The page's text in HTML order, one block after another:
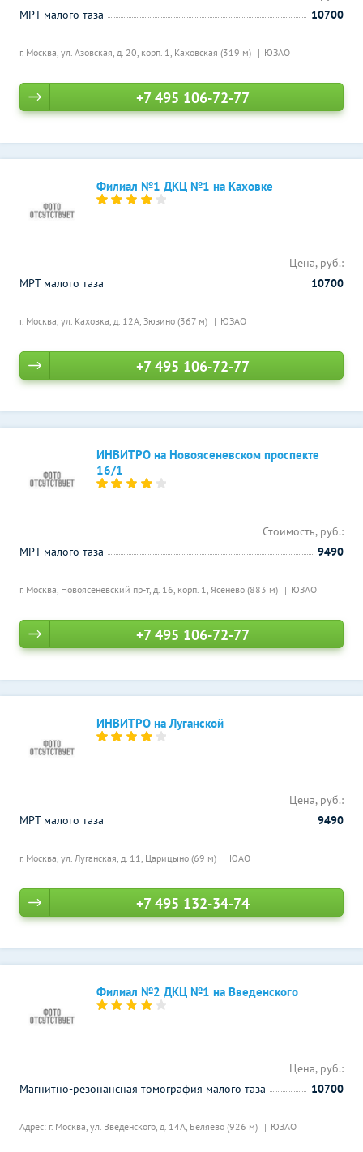
г. Москва, ул. Азовская, д. 20, корп. 1, Каховская (319 м) ЮЗАО
МРТ малого таза
10700
+7 495 106-72-77
Филиал №1 ДКЦ №1 на Каховке
г. Москва, ул. Каховка, д. 12А, Зюзино (367 м) ЮЗАО
Цена, руб.:
МРТ малого таза
10700
+7 495 106-72-77
ИНВИТРО на Новоясеневском проспекте
16/1
г. Москва, Новоясеневский пр-т, д. 16, корп. 1, Ясенево (883 м) ЮЗАО
Стоимость, руб.:
МРТ малого таза
9490
+7 495 106-72-77
ИНВИТРО на Луганской
г. Москва, ул. Луганская, д. 11, Царицыно (69 м) ЮАО
Цена, руб.:
МРТ малого таза
9490
+7 495 132-34-74
Филиал №2 ДКЦ №1 на Введенского
Адрес: г. Москва, ул. Введенского, д. 14А, Беляево (926 м) ЮЗАО
Цена, руб.:
Магнитно-резонансная томография малого таза
10700